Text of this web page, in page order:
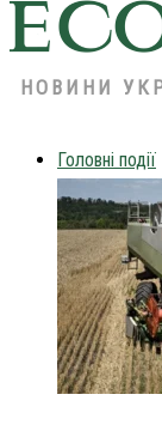
НОВИНИ
Головні події